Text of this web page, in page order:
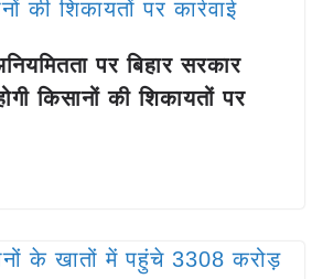
पर बिहार सरकार
किसानों की शिकायतों पर